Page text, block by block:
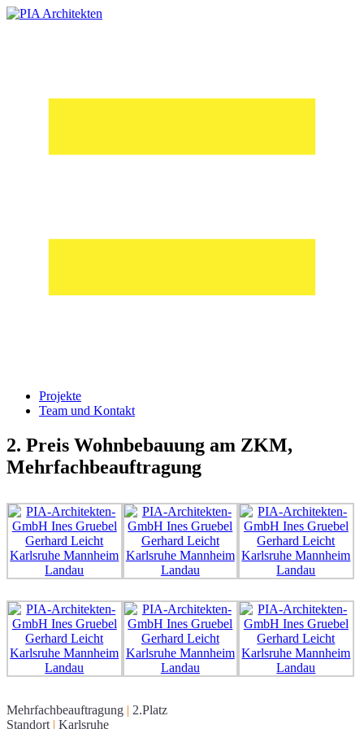
Projekte
Team und Kontakt
2. Preis Wohnbebauung am ZKM,
Mehrfachbeauftragung
Mehrfachbeauftragung | 2.Platz
Standort | Karlsruhe